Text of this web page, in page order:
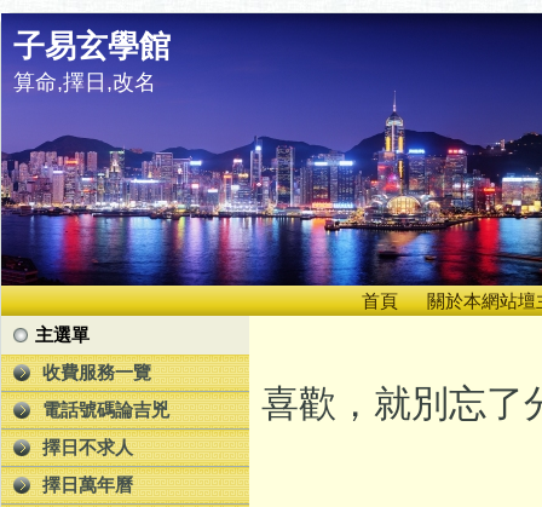
子易玄學館
算命,擇日,改名
首頁
關於本網站壇
主選單
收費服務一覽
電話號碼論吉兇
擇日不求人
擇日萬年曆
喜歡，就別忘了